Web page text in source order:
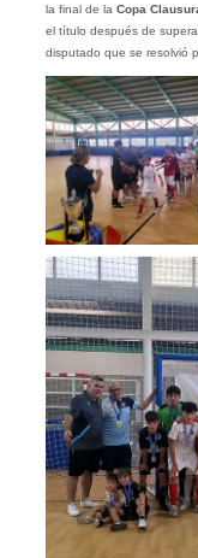
la final de la Copa
el título después de
disputado que se resolvió